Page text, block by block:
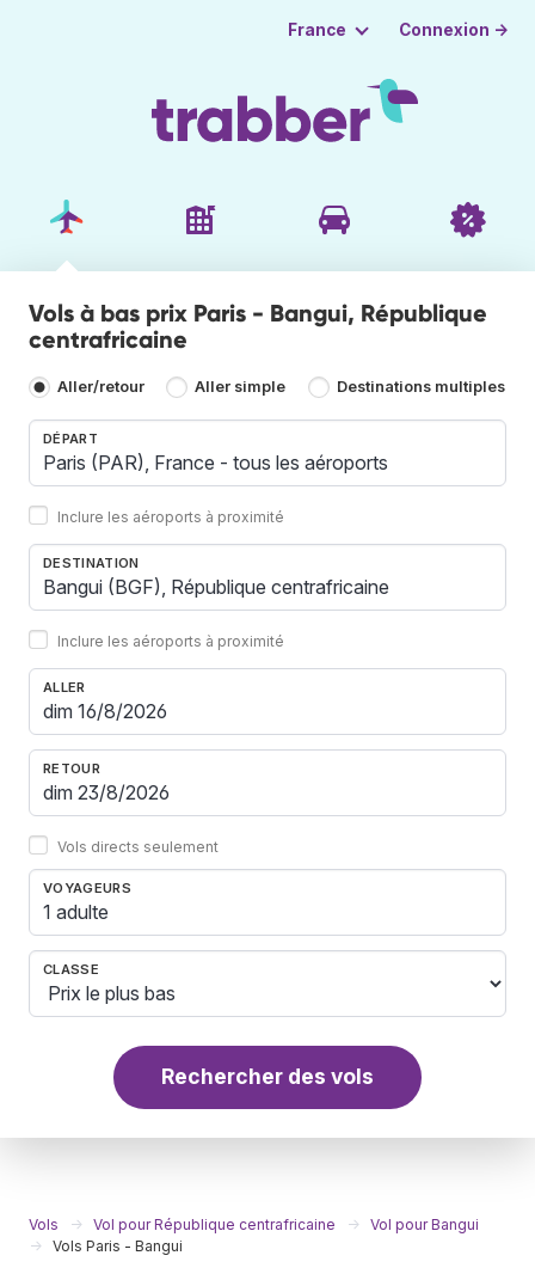
France Connexion →
Vols à bas prix Paris - Bangui, République
centrafricaine
Aller/retour Aller simple Destinations multiples
DÉPART
Inclure les aéroports à proximité
DESTINATION
Inclure les aéroports à proximité
ALLER
RETOUR
Vols directs seulement
VOYAGEURS
1 adulte
CLASSE
Rechercher des vols
Vols Vol pour République centrafricaine
Vol pour Bangui
Vols Paris - Bangui